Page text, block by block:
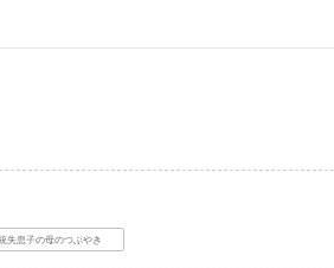
失息子の母のつぶやき